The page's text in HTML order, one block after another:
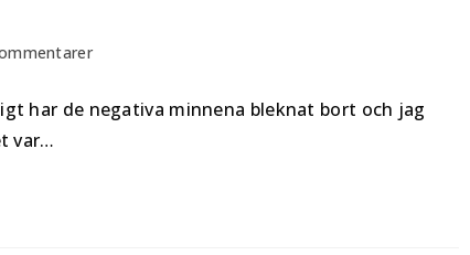
har de negativa minnena bleknat bort och jag
var…